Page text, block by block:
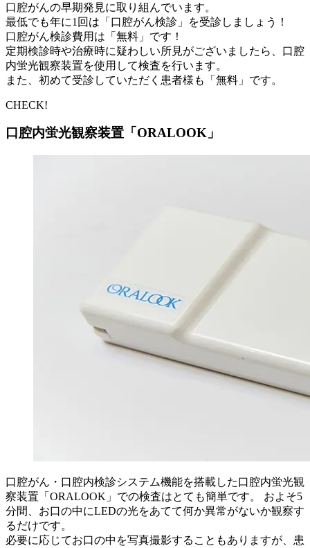
口腔がんの早期発見に取り組んでいます。
最低でも年に1回は「口腔がん検診」を受診しましょう！
口腔がん検診費用は「無料」です！
定期検診時や治療時に疑わしい所見がございましたら、口腔
内蛍光観察装置を使用して検査を行います。
また、初めて受診していただく患者様も「無料」です。
CHECK!
口腔内蛍光観察装置「ORALOOK」
口腔がん・口腔内検診システム機能を搭載した口腔内蛍光観
察装置「ORALOOK」での検査はとても簡単です。 およそ5
分間、お口の中にLEDの光をあてて何か異常がないか観察す
るだけです。
必要に応じてお口の中を写真撮影することもありますが、患